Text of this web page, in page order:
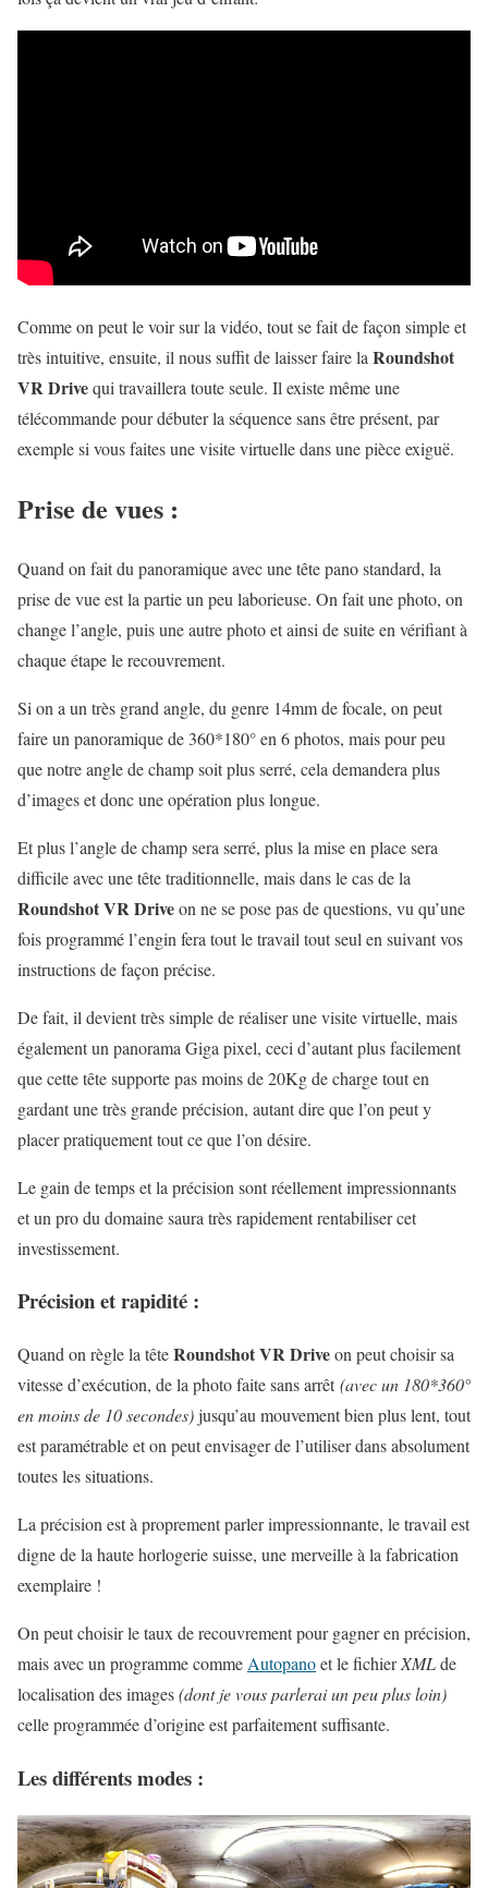
Comme on peut le voir sur la vidéo, tout se fait de façon simple et
très intuitive, ensuite, il nous suffit de laisser faire la Roundshot
VR Drivequi travaillera toute seule. Il existe même une
télécommande pour débuter la séquence sans être présent, par
exemple si vous faites une visite virtuelle dans une pièce exiguë.
Prise de vues :
Quand on fait du panoramique avec une tête pano standard, la
prise de vue est la partie un peu laborieuse. On fait une photo, on
change l’angle, puis une autre photo et ainsi de suite en vérifiant à
chaque étape le recouvrement.
Si on a un très grand angle, du genre 14mm de focale, on peut
faire un panoramique de 360*180° en 6 photos, mais pour peu
que notre angle de champ soit plus serré, cela demandera plus
d’images et donc une opération plus longue.
Et plus l’angle de champ sera serré, plus la mise en place sera
difficile avec une tête traditionnelle, mais dans le cas de la
Roundshot VR Driveon ne se pose pas de questions, vu qu’une
fois programmé l’engin fera tout le travail tout seul en suivant vos
instructions de façon précise.
De fait, il devient très simple de réaliser une visite virtuelle, mais
également un panorama Giga pixel, ceci d’autant plus facilement
que cette tête supporte pas moins de 20Kg de charge tout en
gardant une très grande précision, autant dire que l’on peut y
placer pratiquement tout ce que l’on désire.
Le gain de temps et la précision sont réellement impressionnants
et un pro du domaine saura très rapidement rentabiliser cet
investissement.
Précision et rapidité :
Quand on règle la têteRoundshot VR Driveon peut choisir sa
vitesse d’exécution, de la photo faite sans arrêt(avec un 180*360°
en moins de 10 secondes)jusqu’au mouvement bien plus lent, tout
est paramétrable et on peut envisager de l’utiliser dans absolument
toutes les situations.
La précision est à proprement parler impressionnante, le travail est
digne de la haute horlogerie suisse, une merveille à la fabrication
exemplaire !
On peut choisir le taux de recouvrement pour gagner en précision,
mais avec un programme comme Autopanoet le fichierXMLde
localisation des images(dont je vous parlerai un peu plus loin)
celle programmée d’origine est parfaitement suffisante.
Les différents modes :